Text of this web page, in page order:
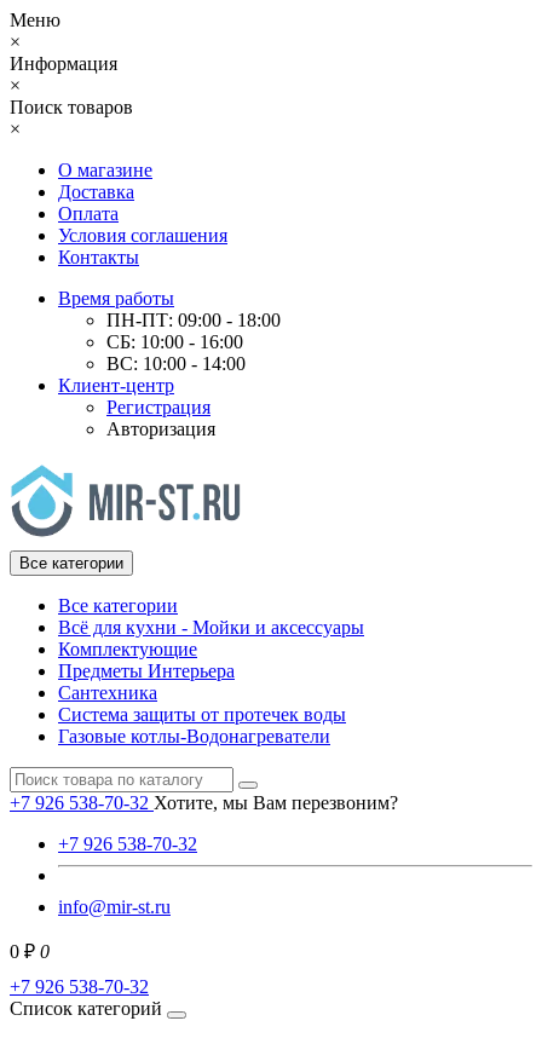
Меню
×
Информация
×
Поиск товаров
×
О магазине
Доставка
Оплата
Условия соглашения
Контакты
Время работы
ПН-ПТ: 09:00 - 18:00
СБ: 10:00 - 16:00
ВС: 10:00 - 14:00
Клиент-центр
Регистрация
Авторизация
Все категории
Все категории
Всё для кухни - Мойки и аксессуары
Комплектующие
Предметы Интерьера
Сантехника
Система защиты от протечек воды
Газовые котлы-Водонагреватели
+7 926 538-70-32 Хотите, мы Вам перезвоним?
+7 926 538-70-32
info@mir-st.ru
0 ₽ 0
+7 926 538-70-32
Список категорий